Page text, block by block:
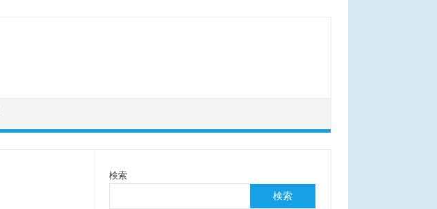
検索
検索